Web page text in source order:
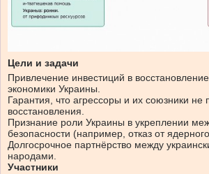
Цели и задачи
Привлечение инвестиций в
экономики Украины.
Гарантия, что агрессоры и их союзники не
восстановления.
Признание роли Украины в укреплении
безопасности (например, отказ от
Долгосрочное партнёрство между
народами.
Участники